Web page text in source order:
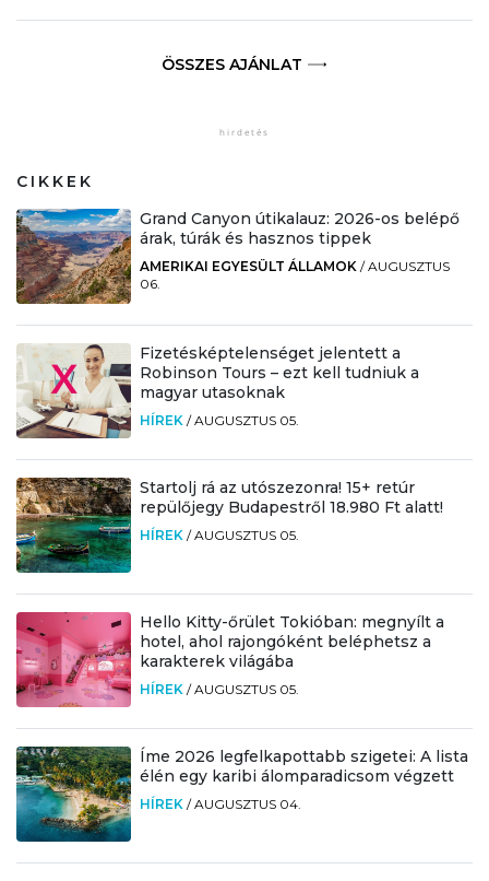
ÖSSZES AJÁNLAT
CIKKEK
Grand Canyon útikalauz: 2026-os belépő
árak, túrák és hasznos tippek
AMERIKAI EGYESÜLT ÁLLAMOK /AUGUSZTUS
06.
Fizetésképtelenséget jelentett a
Robinson Tours – ezt kell tudniuk a
magyar utasoknak
HÍREK /AUGUSZTUS 05.
Startolj rá az utószezonra! 15+ retúr
repülőjegy Budapestről 18.980 Ft alatt!
HÍREK /AUGUSZTUS 05.
Hello Kitty-őrület Tokióban: megnyílt a
hotel, ahol rajongóként beléphetsz a
karakterek világába
HÍREK /AUGUSZTUS 05.
Íme 2026 legfelkapottabb szigetei: A lista
élén egy karibi álomparadicsom végzett
HÍREK /AUGUSZTUS 04.